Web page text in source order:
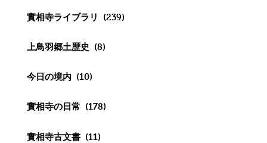
實相寺ライブラリ (239)
上鳥羽郷土歴史 (8)
今日の境内 (10)
實相寺の日常 (178)
實相寺古文書 (11)